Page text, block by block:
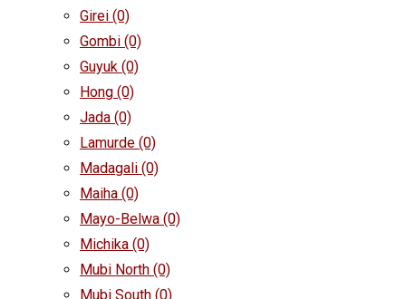
Girei (0)
Gombi (0)
Guyuk (0)
Hong (0)
Jada (0)
Lamurde (0)
Madagali (0)
Maiha (0)
Mayo-Belwa (0)
Michika (0)
Mubi North (0)
Mubi South (0)